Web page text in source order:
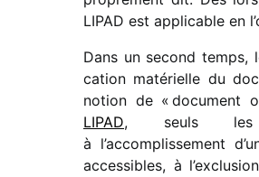
LIPAD est appli­cable en
Dans un second
ca­tion maté­rielle du
notion de « docu­ment
LIPAD, seuls les
à l’accomplissement
acces­sibles, à